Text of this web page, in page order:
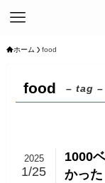
ホーム food
food – tag –
1000
かっ
2025
1/25